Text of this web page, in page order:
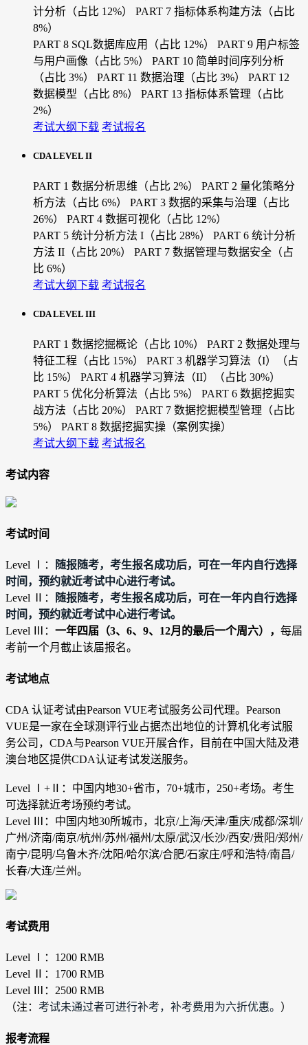
计分析（占比 12%）
PART 7 指标体系构建方法（占比
8%）
PART 8 SQL数据库应用（占比 12%）
PART 9 用户标签
与用户画像（占比 5%）
PART 10 简单时间序列分析
（占比 3%）
PART 11 数据治理（占比 3%）
PART 12
数据模型（占比 8%）
PART 13 指标体系管理（占比
2%）
考试大纲下载 考试报名
CDA LEVEL II
PART 1 数据分析思维（占比 2%）
PART 2 量化策略分
析方法（占比 6%）
PART 3 数据的采集与治理（占比
26%）
PART 4 数据可视化（占比 12%）
PART 5 统计分析方法 I（占比 28%）
PART 6 统计分析
方法 II（占比 20%）
PART 7 数据管理与数据安全（占
比 6%）
考试大纲下载 考试报名
CDA LEVEL III
PART 1 数据挖掘概论（占比 10%）
PART 2 数据处理与
特征工程（占比 15%）
PART 3 机器学习算法（I）（占
比 15%）
PART 4 机器学习算法（II）（占比 30%）
PART 5 优化分析算法（占比 5%）
PART 6 数据挖掘实
战方法（占比 20%）
PART 7 数据挖掘模型管理（占比
5%）
PART 8 数据挖掘实操（案例实操）
考试大纲下载 考试报名
考试内容
考试时间
Level Ⅰ：
随报随考，考生报名成功后，可在一年内自行选择
时间，预约就近考试中心进行考试。
Level Ⅱ：
随报随考，考生报名成功后，可在一年内自行选择
时间，预约就近考试中心进行考试。
Level Ⅲ： 一年四届（3、6、9、12月的最后一个周六）， 每届
考前一个月截止该届报名。
考试地点
CDA 认证考试由Pearson VUE考试服务公司代理。Pearson
VUE是一家在全球测评行业占据杰出地位的计算机化考试服
务公司，CDA与Pearson VUE开展合作，目前在中国大陆及港
澳台地区提供CDA认证考试发送服务。
Level Ⅰ+
：中国内地30+省市，70+城市，250+考场。考生
可选择就近考场预约考试。
Level Ⅲ：中国内地30所城市，北京/上海/天津/重庆/成都/深圳/
广州/济南/南京/杭州/苏州/福州/太原/武汉/长沙/西安/贵阳/郑州/
南宁/昆明/乌鲁木齐/沈阳/哈尔滨/合肥/石家庄/呼和浩特/南昌/
长春/大连/兰州。
考试费用
Level Ⅰ：1200 RMB
Level Ⅱ：1700 RMB
Level Ⅲ：2500 RMB
（注： 考试未通过者可进行补考，补考费用为六折优惠。 ）
报考流程